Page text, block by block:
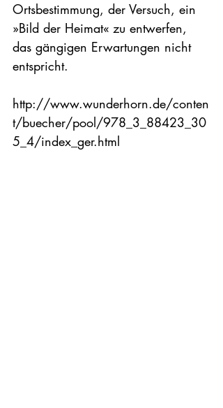
Ortsbestimmung, der Versuch, ein
»Bild der Heimat« zu entwerfen,
das gängigen Erwartungen nicht
entspricht.
http://www.wunderhorn.de/conten
t/buecher/pool/978_3_88423_30
5_4/index_ger.html